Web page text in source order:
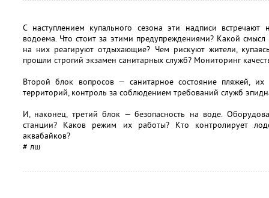
С наступлением купального сезона эти надписи встречают
водоема. Что стоит за этими предупреждениями? Какой
на них реагируют отдыхающие? Чем рискуют жители,
прошли строгий экзамен санитарных служб? Мониторинг
Второй блок вопросов — санитарное состояние пляжей, их
территорий, контроль за соблюдением требований служб
И, наконец, третий блок — безопасность на воде.
станции? Каков режим их работы? Кто контролирует
аквабайков?
# лш